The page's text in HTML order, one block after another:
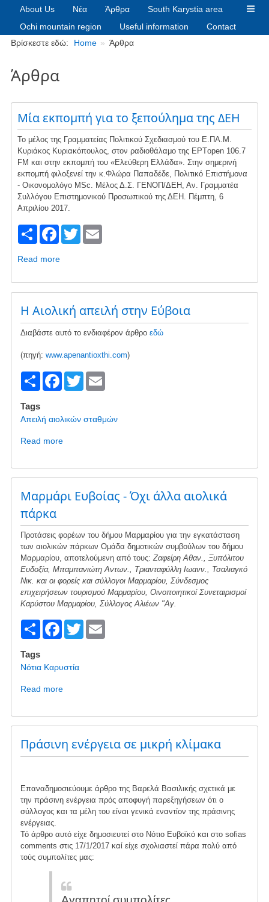
About Us Νέα Άρθρα
South Karystia area
Ochi mountain region
Useful information Contact
Breadcrumbs
Βρίσκεστε εδώ: Home Άρθρα
Άρθρα
Μία εκπομπή για το ξεπούλημα της ΔΕΗ
Το μέλος της Γραμματείας Πολιτικού Σχεδιασμού του Ε.ΠΑ.Μ.
Κυριάκος Κυριακόπουλος, στον ραδιοθάλαμο της ΕΡΤopen 106.7
FM και στην εκπομπή του «Ελεύθερη Ελλάδα». ‎‎‎Στην σημερινή
εκπομπή φιλοξενεί την κ.Φλώρα Παπαδέδε, Πολιτικό Επιστήμονα
- Οικονομολόγο MSc. Μέλος Δ.Σ. ΓΕΝΟΠ/ΔΕΗ, Αν. Γραμματέα
Συλλόγου Επιστημονικού Προσωπικού της ΔΕΗ. ‎Πέμπτη, ‎6
‎Απριλίου ‎2017.
S
e
F
e
b
o
o
k
T
er
E
Read moreabout
εκπομπή
το
ξεπούλημα
της
Η Αιολική απειλή στην Εύβοια
Διαβάστε αυτό το ενδιαφέρον άρθρο εδώ
(πηγή: www.apenantioxthi.com)
S
ar
e
F
c
e
o
o
T
tt
E
ail
Tags
Απειλή αιολικών σταθμών
Read moreabout
Αιολική
απειλή
στην
Εύβοια
Μαρμάρι Ευβοίας - Όχι άλλα αιολικά
πάρκα
Προτάσεις φορέων του δήμου Μαρμαρίου για την εγκατάσταση
των αιολικών πάρκων Ομάδα δημοτικών συμβούλων του δήμου
Μαρμαρίου, αποτελούμενη από τους: Ζαφείρη Αθαν., Ξυπόλιτου
Ευδοξία, Μπαμπανιώτη Αντων., Τριανταφύλλη Ιωανν., Τσαλιαγκό
Νικ. και οι φορείς και σύλλογοι Μαρμαρίου, Σύνδεσμος
επιχειρήσεων τουρισμού Μαρμαρίου, Οινοποιητικοί Συνεταιρισμοί
Καρύστου Μαρμαρίου, Σύλλογος Αλιέων "Αγ.
S
ar
e
F
c
e
o
o
k
T E
Tags
Νότια Καρυστία
Read moreabout
Ευβοίας
-
Όχι
άλλα
Πράσινη ενέργεια σε μικρή κλίμακα
Επαναδημοσιεύουμε άρθρο της Βαρελά Βασιλικής σχετικά με
την πράσινη ενέργεια πρός αποφυγή παρεξηγήσεων ότι ο
σύλλογος και τα μέλη του είναι γενικά εναντίον της πράσινης
ενέργειας.
Τό άρθρο αυτό είχε δημοσιευτεί στο Νότιο Ευβοϊκό και στο sofias
comments στις 17/1/2017 καί είχε σχολιαστεί πάρα πολύ από
τούς συμπολίτες μας: